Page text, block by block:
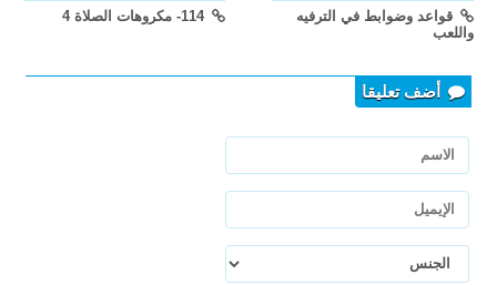
قواعد وضوابط في الترفيه
واللعب
114- مكروهات الصلاة 4
أضف تعليقا